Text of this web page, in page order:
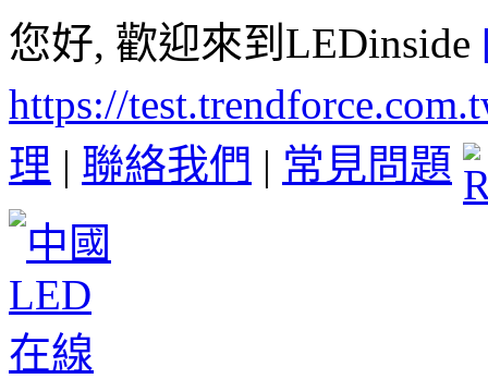
您好, 歡迎來到LEDinside
https://
理 | 聯絡我們 | 常見問題